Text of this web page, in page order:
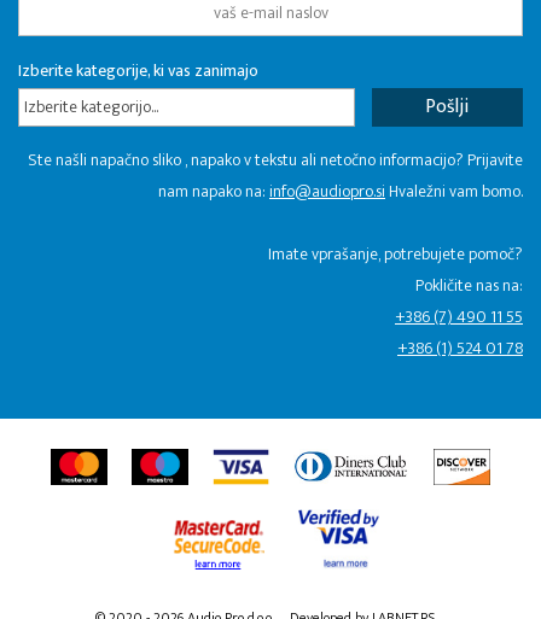
Izberite kategorije, ki vas zanimajo
Izberite kategorijo...
Ste našli napačno sliko , napako v tekstu ali netočno informacijo? Prijavite
nam napako na:info@audiopro.siHvaležni vam bomo.
Imate vprašanje, potrebujete pomoč?
Pokličite nas na:
+386 (7) 490 11 55
+386 (1) 524 01 78